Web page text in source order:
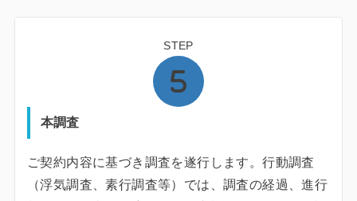
STEP
本調査
ご契約内容に基づき調査を遂行します。行動調査
（浮気調査、素行調査等）では、調査の経過、進行